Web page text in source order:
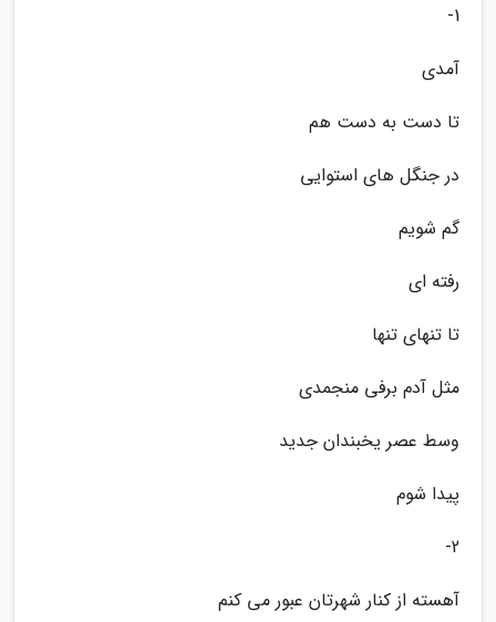
1-
آمدی
تا دست به دست هم
در جنگل های استوایی
گم شویم
رفته ای
تا تنهای تنها
مثل آدم برفی منجمدی
وسط عصر یخبندان جدید
پیدا شوم
2-
آهسته از کنار شهرتان عبور می کنم